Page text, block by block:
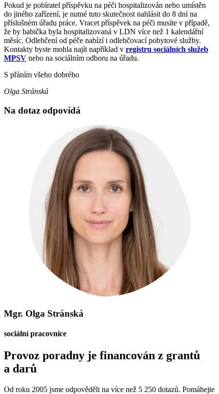
Pokud je pobíratel příspěvku na péči hospitalizován nebo umístěn
do jiného zařízení, je nutné tuto skutečnost nahlásit do 8 dní na
příslušném úřadu práce. Vracet příspěvek na péči musíte v případě,
že by babička byla hospitalizovaná v LDN více než 1 kalendářní
měsíc. Odlehčení od péče nabízí i odlehčovací pobytové služby.
Kontakty byste mohla najít například v registru sociálních služeb
MPSV nebo na sociálním odboru na úřadu.
S přáním všeho dobrého
Olga Stránská
Na dotaz odpovídá
Mgr. Olga Stránská
sociální pracovnice
Provoz poradny je financován z grantů
a darů
Od roku 2005 jsme odpověděli na více než 5 250 dotazů. Pomáhejte